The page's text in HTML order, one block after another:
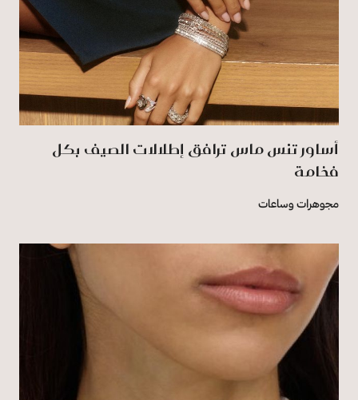
أساور تنس ماس ترافق إطلالات الصيف بكل
فخامة
مجوهرات وساعات